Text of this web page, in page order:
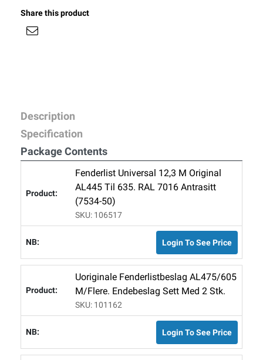
Share this product
Description
Specification
Package Contents
Fenderlist Universal 12,3 M Original
AL445 Til 635. RAL 7016 Antrasitt
(7534-50)
SKU: 106517
Login To See Price
Uoriginale Fenderlistbeslag AL475/605
M/flere. Endebeslag Sett Med 2 Stk.
SKU: 101162
Login To See Price